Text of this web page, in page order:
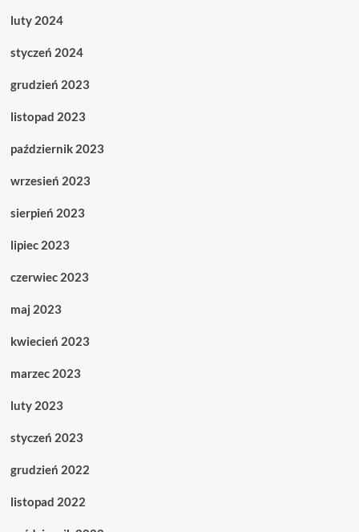
luty 2024
styczeń 2024
grudzień 2023
listopad 2023
październik 2023
wrzesień 2023
sierpień 2023
lipiec 2023
czerwiec 2023
maj 2023
kwiecień 2023
marzec 2023
luty 2023
styczeń 2023
grudzień 2022
listopad 2022